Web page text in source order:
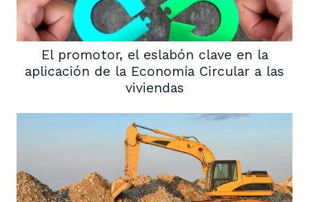
El promotor, el eslabón clave en la
aplicación de la Economía Circular a las
viviendas